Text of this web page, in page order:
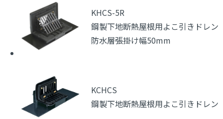
KHCS-5R
鋼製下地断熱屋根用よこ引きドレン
防水層張掛け幅50mm
KCHCS
鋼製下地断熱屋根用よこ引きドレン